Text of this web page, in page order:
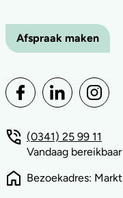
Afspraak maken
(0341) 25 99 11
Vandaag
Bezoekadres: